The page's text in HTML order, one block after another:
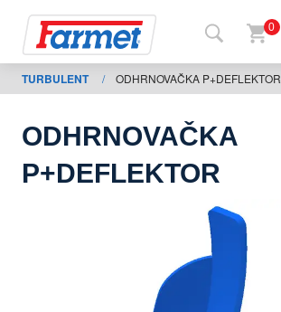
Zpět
na
shop
0
TURBULENT / ODHRNOVAČKA P+DEFLEKTOR
ODHRNOVAČKA
P+DEFLEKTOR